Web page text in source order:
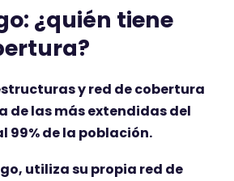
¿quién tiene
y red de cobertura
de las más extendidas del
99% de la población.
utiliza su propia red de